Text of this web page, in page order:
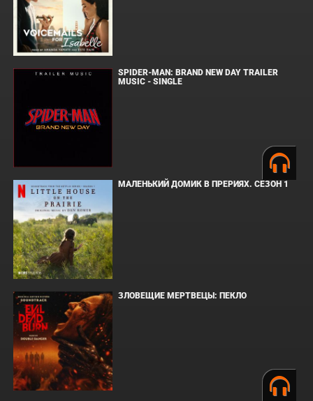
SPIDER-MAN: BRAND NEW DAY TRAILER
MUSIC - SINGLE
МАЛЕНЬКИЙ ДОМИК В ПРЕРИЯХ. СЕЗОН 1
ЗЛОВЕЩИЕ МЕРТВЕЦЫ: ПЕКЛО